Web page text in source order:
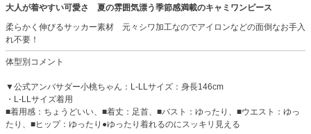
大人が着やすい可愛さ 夏の雰囲気漂う季節感満載のキャミワンピース
柔らかく伸びるサッカー素材 元々シワ加工なのでアイロンなどの面倒なお手入
れ不要！
体型別コメント
▼公式アンバサダー小桃ちゃん：L-LLサイズ：身長146cm
・L-LLサイズ着用
■着用感：ちょうどいい、■着丈：足首、■バスト：ゆったり、■ウエスト：ゆっ
たり、■ヒップ：ゆったり●ゆったり着れるのにスッキリ見える